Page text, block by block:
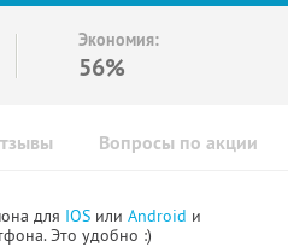
Экономия:
56%
Вопросы по акции
для IOS или Android и
Это удобно :)